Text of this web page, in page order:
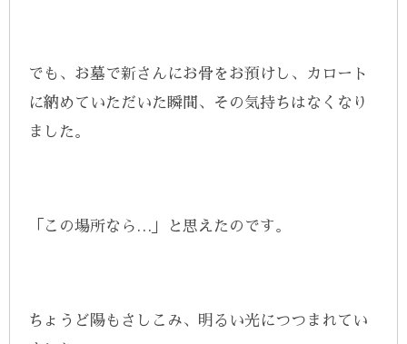
でも、お墓で新さんにお骨をお預けし、カロート
に納めていただいた瞬間、その気持ちはなくなり
ました。
「この場所なら…」と思えたのです。
ちょうど陽もさしこみ、明るい光につつまれてい